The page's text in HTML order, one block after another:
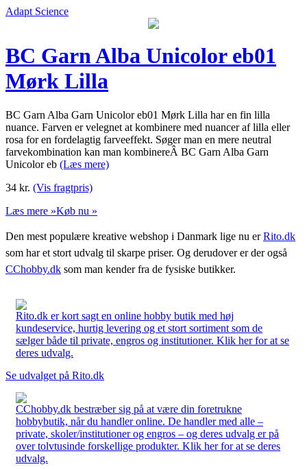
Adapt Science
BC Garn Alba Unicolor eb01
Mørk Lilla
BC Garn Alba Garn Unicolor eb01 Mørk Lilla har en fin lilla
nuance. Farven er velegnet at kombinere med nuancer af lilla eller
rosa for en fordelagtig farveeffekt. Søger man en mere neutral
farvekombination kan man kombinereÂ BC Garn Alba Garn
Unicolor eb (Læs mere)
34 kr. (Vis fragtpris)
Læs mere »Køb nu »
Den mest populære kreative webshop i Danmark lige nu erRito.dk
som har et stort udvalg til skarpe priser. Og derudover er der også
CChobby.dk som man kender fra de fysiske butikker.
Rito.dk er kort sagt en online hobby butik med høj
kundeservice, hurtig levering og et stort sortiment som de
sælger både til private, engros og institutioner. Klik her for at se
deres udvalg.
Se udvalget på Rito.dk
CChobby.dk bestræber sig på at være din foretrukne
hobbybutik, når du handler online. De handler med alle –
private, skoler/institutioner og engros – og deres udvalg er på
over tolvtusinde forskellige produkter. Klik her for at se deres
udvalg.